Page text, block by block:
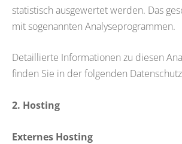
statistisch ausgewertet werden. Das
mit sogenannten Analyseprogrammen.
Detaillierte Informationen zu diesen
finden Sie in der folgenden
2. Hosting
Externes Hosting